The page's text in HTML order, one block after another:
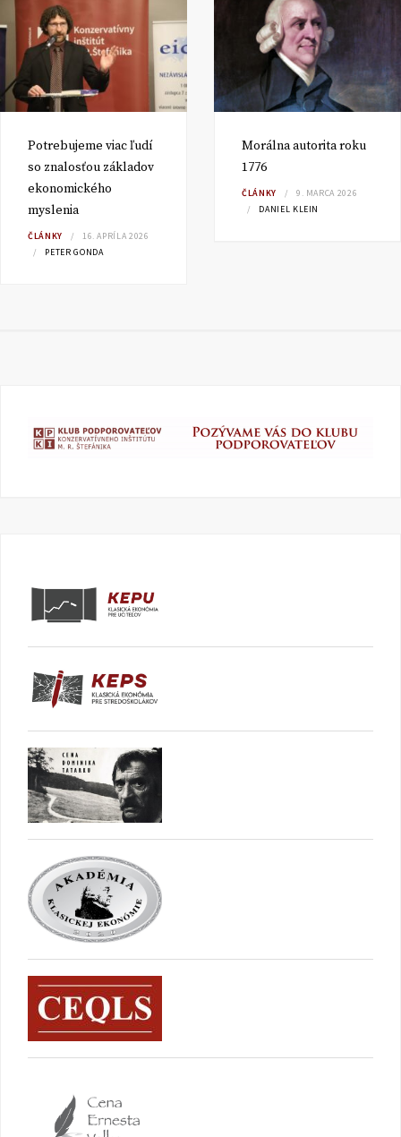
Potrebujeme viac ľudí
so znalosťou základov
ekonomického
myslenia
ČLÁNKY
16. APRÍLA 2026
PETER GONDA
Morálna autorita roku
1776
ČLÁNKY
9. MARCA 2026
DANIEL KLEIN